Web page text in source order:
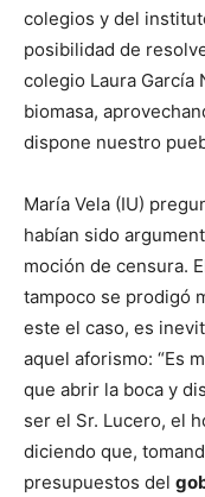
colegios y del
posibilidad de
colegio Laura García
biomasa,
dispone nuestro
María Vela (IU)
habían sido
moción de censura.
tampoco se prodigó
este el caso, es
aquel aforismo: “Es
que abrir la boca y
ser el Sr. Lucero, el
diciendo que,
presupuestos del